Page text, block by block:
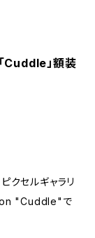
Cuddle」額装
クセルギャラリ
"Cuddle"で